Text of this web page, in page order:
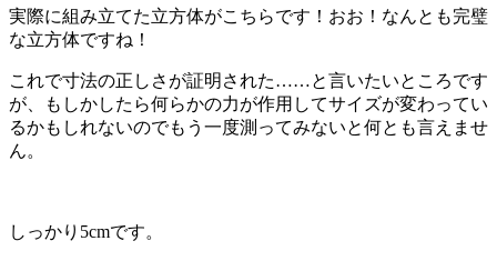
実際に組み立てた立方体がこちらです！おお！なんとも完璧
な立方体ですね！
これで寸法の正しさが証明された……と言いたいところです
が、もしかしたら何らかの力が作用してサイズが変わってい
るかもしれないのでもう一度測ってみないと何とも言えませ
ん。
しっかり5cmです。